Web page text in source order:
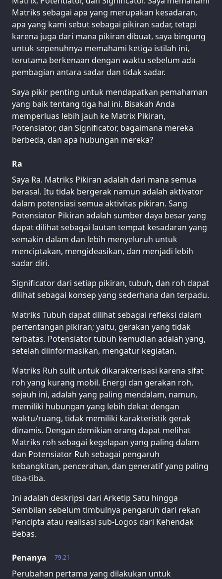
Matriks sebagai apa yang merupakan kesadaran,
apa yang kami sebut sebagai pikiran sadar, tetapi
karena juga dari mana pikiran dibuat, saya bingung
untuk sepenuhnya memahami ketiga istilah ini,
terutama berkenaan dengan waktu sebelum ada
pembagian antara sadar dan tidak sadar.
Saya pikir penting untuk mendapatkan pemahaman
yang baik tentang tiga hal ini. Bisakah Anda
memperluas lebih jauh ke Matrix Pikiran,
Potensiator, dan Significator, bagaimana mereka
berbeda, dan apa hubungan mereka?
Ra
Saya Ra. Matriks Pikiran adalah dari mana semua
berasal. Itu tidak bergerak namun adalah aktivator
dalam potensiasi semua aktivitas pikiran. Sang
Potensiator Pikiran adalah sumber daya besar yang
dapat dilihat sebagai lautan tempat kesadaran yang
semakin dalam dan lebih menyeluruh untuk
menciptakan, mengideasikan, dan menjadi lebih
sadar diri.
Significator dari setiap pikiran, tubuh, dan roh dapat
dilihat sebagai konsep yang sederhana dan terpadu.
Matriks Tubuh dapat dilihat sebagai refleksi dalam
pertentangan pikiran; yaitu, gerakan yang tidak
terbatas. Potensiator tubuh kemudian adalah yang,
setelah diinformasikan, mengatur kegiatan.
Matriks Ruh sulit untuk dikarakterisasi karena sifat
roh yang kurang mobil. Energi dan gerakan roh,
sejauh ini, adalah yang paling mendalam, namun,
memiliki hubungan yang lebih dekat dengan
waktu/ruang, tidak memiliki karakteristik gerak
dinamis. Dengan demikian orang dapat melihat
Matriks roh sebagai kegelapan yang paling dalam
dan Potensiator Ruh sebagai pengaruh
kebangkitan, pencerahan, dan generatif yang paling
tiba-tiba.
Ini adalah deskripsi dari Arketip Satu hingga
Sembilan sebelum timbulnya pengaruh dari rekan
Pencipta atau realisasi sub-Logos dari Kehendak
Bebas.
79.21
Penanya
Perubahan pertama yang dilakukan untuk